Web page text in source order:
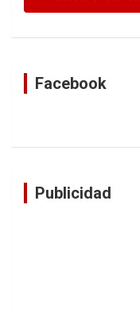
Facebook
Publicidad